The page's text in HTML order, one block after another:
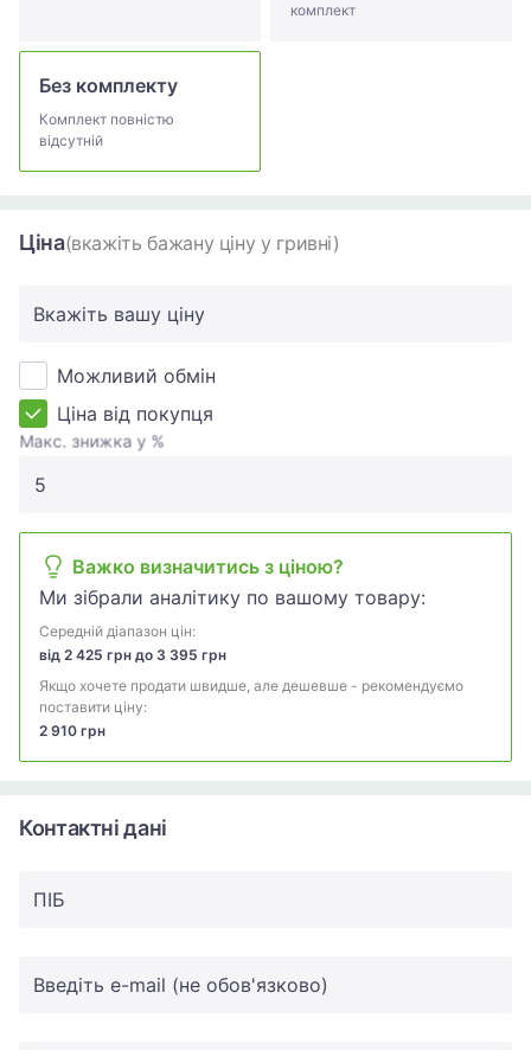
комплект
Без комплекту
Комплект повністю
відсутній
Ціна(вкажіть бажану ціну у гривні)
Вкажіть вашу ціну
Можливий обмін
Ціна від покупця
Макс. знижка у %
Важко визначитись з ціною?
Ми зібрали аналітику по вашому товару:
Середній діапазон цін:
від 2 425 грн до 3 395 грн
Якщо хочете продати швидше, але дешевше - рекомендуємо
поставити ціну:
2 910 грн
Контактні дані
ПIБ
Введіть e-mail (не обов'язково)